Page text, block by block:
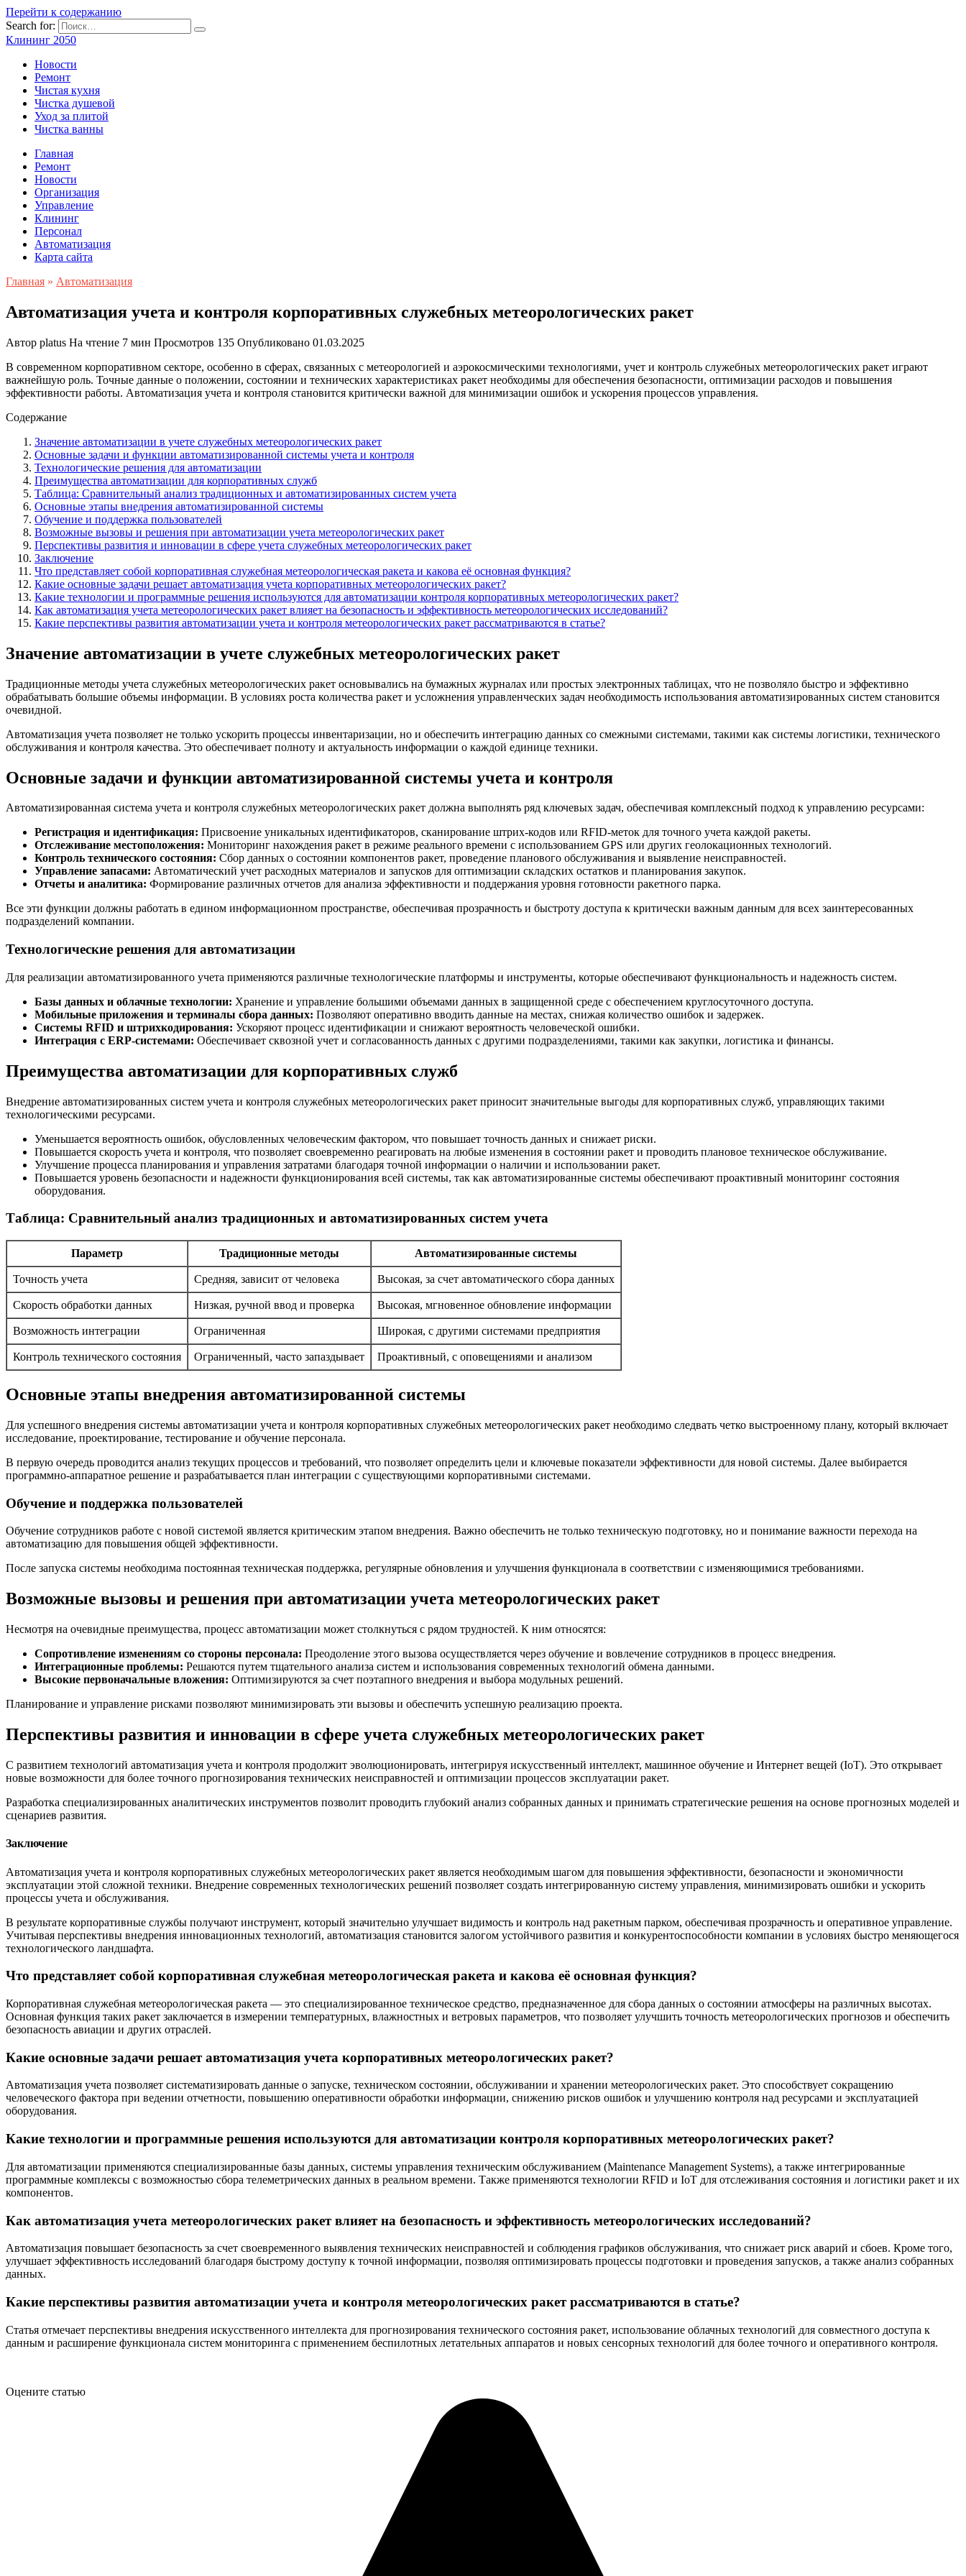
Перейти к содержанию
Search for:
Клининг 2050
Новости
Ремонт
Чистая кухня
Чистка душевой
Уход за плитой
Чистка ванны
Главная
Ремонт
Новости
Организация
Управление
Клининг
Персонал
Автоматизация
Карта сайта
Главная » Автоматизация
Автоматизация учета и контроля корпоративных служебных метеорологических ракет
Автор platus На чтение 7 мин Просмотров 135 Опубликовано 01.03.2025
В современном корпоративном секторе, особенно в сферах, связанных с метеорологией и аэрокосмическими технологиями, учет и контроль служебных метеорологических ракет играют
важнейшую роль. Точные данные о положении, состоянии и технических характеристиках ракет необходимы для обеспечения безопасности, оптимизации расходов и повышения
эффективности работы. Автоматизация учета и контроля становится критически важной для минимизации ошибок и ускорения процессов управления.
Содержание
Значение автоматизации в учете служебных метеорологических ракет
Основные задачи и функции автоматизированной системы учета и контроля
Технологические решения для автоматизации
Преимущества автоматизации для корпоративных служб
Таблица: Сравнительный анализ традиционных и автоматизированных систем учета
Основные этапы внедрения автоматизированной системы
Обучение и поддержка пользователей
Возможные вызовы и решения при автоматизации учета метеорологических ракет
Перспективы развития и инновации в сфере учета служебных метеорологических ракет
Заключение
Что представляет собой корпоративная служебная метеорологическая ракета и какова её основная функция?
Какие основные задачи решает автоматизация учета корпоративных метеорологических ракет?
Какие технологии и программные решения используются для автоматизации контроля корпоративных метеорологических ракет?
Как автоматизация учета метеорологических ракет влияет на безопасность и эффективность метеорологических исследований?
Какие перспективы развития автоматизации учета и контроля метеорологических ракет рассматриваются в статье?
Значение автоматизации в учете служебных метеорологических ракет
Традиционные методы учета служебных метеорологических ракет основывались на бумажных журналах или простых электронных таблицах, что не позволяло быстро и эффективно
обрабатывать большие объемы информации. В условиях роста количества ракет и усложнения управленческих задач необходимость использования автоматизированных систем становится
очевидной.
Автоматизация учета позволяет не только ускорить процессы инвентаризации, но и обеспечить интеграцию данных со смежными системами, такими как системы логистики, технического
обслуживания и контроля качества. Это обеспечивает полноту и актуальность информации о каждой единице техники.
Основные задачи и функции автоматизированной системы учета и контроля
Автоматизированная система учета и контроля служебных метеорологических ракет должна выполнять ряд ключевых задач, обеспечивая комплексный подход к управлению ресурсами:
Регистрация и идентификация: Присвоение уникальных идентификаторов, сканирование штрих-кодов или RFID-меток для точного учета каждой ракеты.
Отслеживание местоположения: Мониторинг нахождения ракет в режиме реального времени с использованием GPS или других геолокационных технологий.
Контроль технического состояния: Сбор данных о состоянии компонентов ракет, проведение планового обслуживания и выявление неисправностей.
Управление запасами: Автоматический учет расходных материалов и запусков для оптимизации складских остатков и планирования закупок.
Отчеты и аналитика: Формирование различных отчетов для анализа эффективности и поддержания уровня готовности ракетного парка.
Все эти функции должны работать в едином информационном пространстве, обеспечивая прозрачность и быстроту доступа к критически важным данным для всех заинтересованных
подразделений компании.
Технологические решения для автоматизации
Для реализации автоматизированного учета применяются различные технологические платформы и инструменты, которые обеспечивают функциональность и надежность систем.
Базы данных и облачные технологии: Хранение и управление большими объемами данных в защищенной среде с обеспечением круглосуточного доступа.
Мобильные приложения и терминалы сбора данных: Позволяют оперативно вводить данные на местах, снижая количество ошибок и задержек.
Системы RFID и штрихкодирования: Ускоряют процесс идентификации и снижают вероятность человеческой ошибки.
Интеграция с ERP-системами: Обеспечивает сквозной учет и согласованность данных с другими подразделениями, такими как закупки, логистика и финансы.
Преимущества автоматизации для корпоративных служб
Внедрение автоматизированных систем учета и контроля служебных метеорологических ракет приносит значительные выгоды для корпоративных служб, управляющих такими
технологическими ресурсами.
Уменьшается вероятность ошибок, обусловленных человеческим фактором, что повышает точность данных и снижает риски.
Повышается скорость учета и контроля, что позволяет своевременно реагировать на любые изменения в состоянии ракет и проводить плановое техническое обслуживание.
Улучшение процесса планирования и управления затратами благодаря точной информации о наличии и использовании ракет.
Повышается уровень безопасности и надежности функционирования всей системы, так как автоматизированные системы обеспечивают проактивный мониторинг состояния
оборудования.
Таблица: Сравнительный анализ традиционных и автоматизированных систем учета
Параметр Традиционные методы Автоматизированные системы
Точность учета Средняя, зависит от человека Высокая, за счет автоматического сбора данных
Скорость обработки данных Низкая, ручной ввод и проверка Высокая, мгновенное обновление информации
Возможность интеграции Ограниченная Широкая, с другими системами предприятия
Контроль технического состояния Ограниченный, часто запаздывает Проактивный, с оповещениями и анализом
Основные этапы внедрения автоматизированной системы
Для успешного внедрения системы автоматизации учета и контроля корпоративных служебных метеорологических ракет необходимо следвать четко выстроенному плану, который включает
исследование, проектирование, тестирование и обучение персонала.
В первую очередь проводится анализ текущих процессов и требований, что позволяет определить цели и ключевые показатели эффективности для новой системы. Далее выбирается
программно-аппаратное решение и разрабатывается план интеграции с существующими корпоративными системами.
Обучение и поддержка пользователей
Обучение сотрудников работе с новой системой является критическим этапом внедрения. Важно обеспечить не только техническую подготовку, но и понимание важности перехода на
автоматизацию для повышения общей эффективности.
После запуска системы необходима постоянная техническая поддержка, регулярные обновления и улучшения функционала в соответствии с изменяющимися требованиями.
Возможные вызовы и решения при автоматизации учета метеорологических ракет
Несмотря на очевидные преимущества, процесс автоматизации может столкнуться с рядом трудностей. К ним относятся:
Сопротивление изменениям со стороны персонала: Преодоление этого вызова осуществляется через обучение и вовлечение сотрудников в процесс внедрения.
Интеграционные проблемы: Решаются путем тщательного анализа систем и использования современных технологий обмена данными.
Высокие первоначальные вложения: Оптимизируются за счет поэтапного внедрения и выбора модульных решений.
Планирование и управление рисками позволяют минимизировать эти вызовы и обеспечить успешную реализацию проекта.
Перспективы развития и инновации в сфере учета служебных метеорологических ракет
С развитием технологий автоматизация учета и контроля продолжит эволюционировать, интегрируя искусственный интеллект, машинное обучение и Интернет вещей (IoT). Это открывает
новые возможности для более точного прогнозирования технических неисправностей и оптимизации процессов эксплуатации ракет.
Разработка специализированных аналитических инструментов позволит проводить глубокий анализ собранных данных и принимать стратегические решения на основе прогнозных моделей и
сценариев развития.
Заключение
Автоматизация учета и контроля корпоративных служебных метеорологических ракет является необходимым шагом для повышения эффективности, безопасности и экономичности
эксплуатации этой сложной техники. Внедрение современных технологических решений позволяет создать интегрированную систему управления, минимизировать ошибки и ускорить
процессы учета и обслуживания.
В результате корпоративные службы получают инструмент, который значительно улучшает видимость и контроль над ракетным парком, обеспечивая прозрачность и оперативное управление.
Учитывая перспективы внедрения инновационных технологий, автоматизация становится залогом устойчивого развития и конкурентоспособности компании в условиях быстро меняющегося
технологического ландшафта.
Что представляет собой корпоративная служебная метеорологическая ракета и какова её основная функция?
Корпоративная служебная метеорологическая ракета — это специализированное техническое средство, предназначенное для сбора данных о состоянии атмосферы на различных высотах.
Основная функция таких ракет заключается в измерении температурных, влажностных и ветровых параметров, что позволяет улучшить точность метеорологических прогнозов и обеспечить
безопасность авиации и других отраслей.
Какие основные задачи решает автоматизация учета корпоративных метеорологических ракет?
Автоматизация учета позволяет систематизировать данные о запуске, техническом состоянии, обслуживании и хранении метеорологических ракет. Это способствует сокращению
человеческого фактора при ведении отчетности, повышению оперативности обработки информации, снижению рисков ошибок и улучшению контроля над ресурсами и эксплуатацией
оборудования.
Какие технологии и программные решения используются для автоматизации контроля корпоративных метеорологических ракет?
Для автоматизации применяются специализированные базы данных, системы управления техническим обслуживанием (Maintenance Management Systems), а также интегрированные
программные комплексы с возможностью сбора телеметрических данных в реальном времени. Также применяются технологии RFID и IoT для отслеживания состояния и логистики ракет и их
компонентов.
Как автоматизация учета метеорологических ракет влияет на безопасность и эффективность метеорологических исследований?
Автоматизация повышает безопасность за счет своевременного выявления технических неисправностей и соблюдения графиков обслуживания, что снижает риск аварий и сбоев. Кроме того,
улучшает эффективность исследований благодаря быстрому доступу к точной информации, позволяя оптимизировать процессы подготовки и проведения запусков, а также анализ собранных
данных.
Какие перспективы развития автоматизации учета и контроля метеорологических ракет рассматриваются в статье?
Статья отмечает перспективы внедрения искусственного интеллекта для прогнозирования технического состояния ракет, использование облачных технологий для совместного доступа к
данным и расширение функционала систем мониторинга с применением беспилотных летательных аппаратов и новых сенсорных технологий для более точного и оперативного контроля.
Оцените статью